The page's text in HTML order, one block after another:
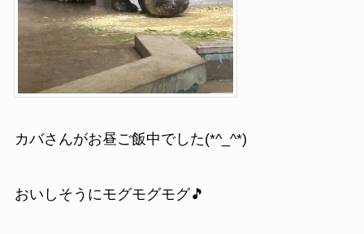
カバさんがお昼ご飯中でした(*^_^*)
おいしそうにモグモグモグ🎵